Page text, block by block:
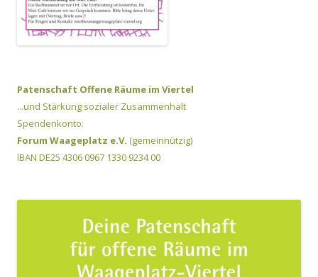
Patenschaft Offene Räume im Viertel
...und Stärkung sozialer Zusammenhalt
Spendenkonto:
Forum Waageplatz e.V. (gemeinnützig)
IBAN DE25 4306 0967 1330 9234 00